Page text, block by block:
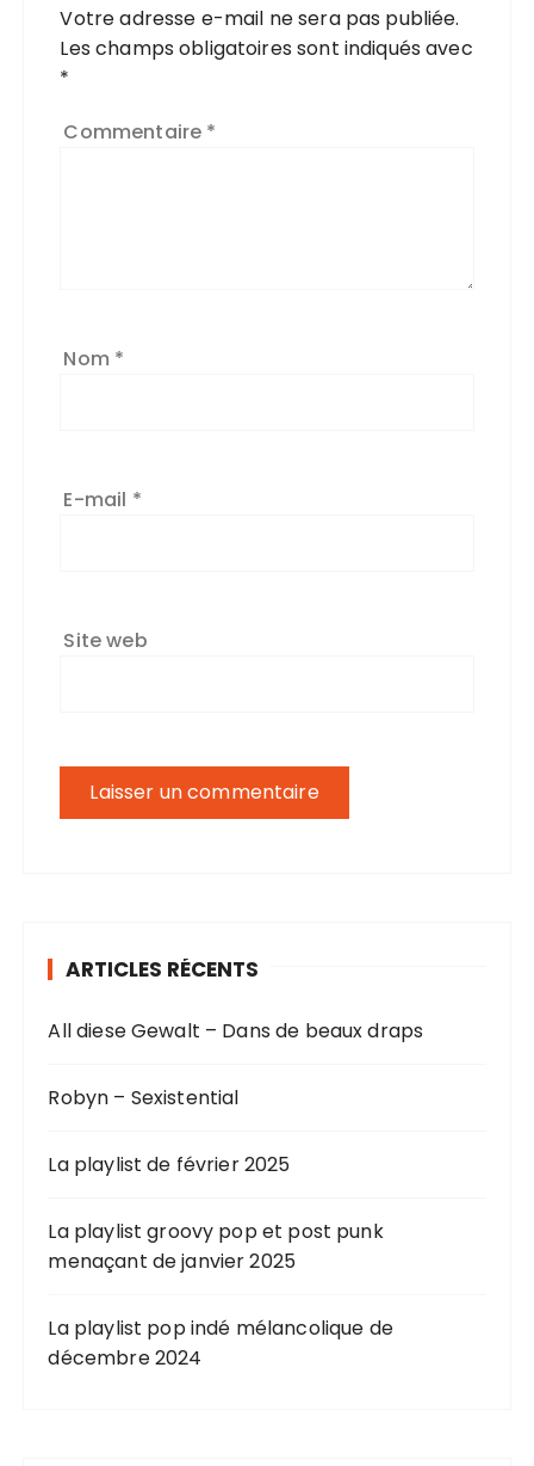
Votre adresse e-mail ne sera pas publiée.
Les champs obligatoires sont indiqués avec
*
Commentaire *
Nom *
E-mail *
Site web
ARTICLES RÉCENTS
All diese Gewalt – Dans de beaux draps
Robyn – Sexistential
La playlist de février 2025
La playlist groovy pop et post punk
menaçant de janvier 2025
La playlist pop indé mélancolique de
décembre 2024